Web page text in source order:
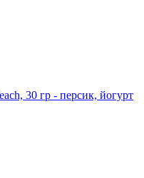
30 гр - персик, йогурт